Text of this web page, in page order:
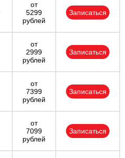
от
5299
рублей
Записаться
от
2999
рублей
Записаться
от
7399
рублей
Записаться
от
7099
рублей
Записаться